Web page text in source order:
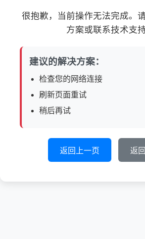
很抱歉，当前操作无法完成。
方案或联系技术支持
建议的解决方案：
检查您的网络连接
刷新页面重试
稍后再试
返回上一页 返